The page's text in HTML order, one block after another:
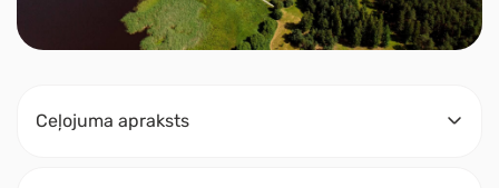
Ceļojuma apraksts